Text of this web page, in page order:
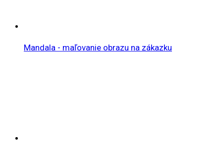
Mandala - maľovanie obrazu na zákazku